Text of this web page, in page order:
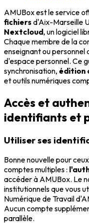
AMUBox est le service
fichiers d'Aix-Marseille
Nextcloud, un logiciel
Chaque membre de la
enseignant ou
d'espace personnel. Ce
synchronisation, édition
et outils numériques
Accès et
identifiants et
Utiliser ses
Bonne nouvelle pour
comptes multiples :
accéder à AMUBox. Le
institutionnels que vous
Numérique de Travail
Aucun compte
parallèle.